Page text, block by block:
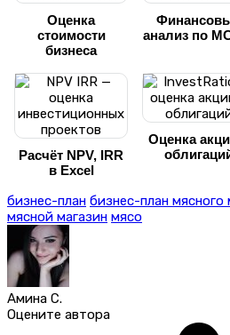
Оценка
стоимости
бизнеса
анализ по
Расчёт NPV, IRR
в Excel
Оценка
бизнес-план бизнес-план мясного
мясной магазин мясо
Амина С.
Оцените автора